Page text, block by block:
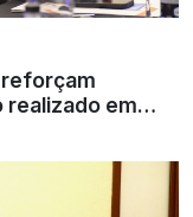
realizado em